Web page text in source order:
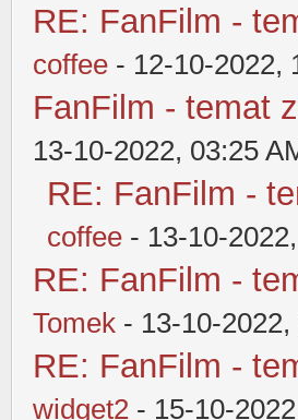
RE: FanFilm -
coffee - 12-10-2022,
FanFilm - temat
13-10-2022, 03:25
RE: FanFilm -
coffee - 13-10-
RE: FanFilm -
Tomek - 13-10-2022,
RE: FanFilm -
widget2 - 15-10-